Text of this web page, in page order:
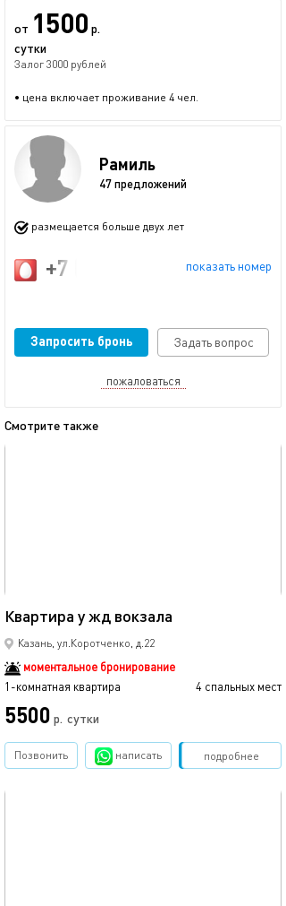
от 1500 р.
сутки
Залог 3000 рублей
• цена включает проживание 4 чел.
Рамиль
47 предложений
размещается больше двух лет
показать номер
+7 (917) 914-57-73
Запросить бронь Задать вопрос
пожаловаться
Смотрите также
Квартира у жд вокзала
Казань, ул.Коротченко, д.22
моментальное бронирование
1-комнатная квартира
4 спальных мест
5500 р. сутки
подробнее
Позвонить написать Забронировать